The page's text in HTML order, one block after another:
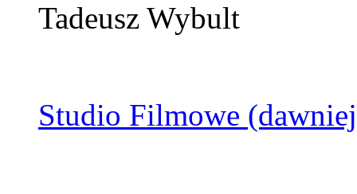
Tadeusz Wybult
Studio Filmowe